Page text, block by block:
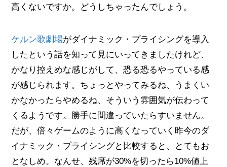
高くないですか。どうしちゃったんでしょう。
ケルン歌劇場がダイナミック・プライシングを導入
したという話を知って見にいってきましたけれど、
かなり控えめな感じがして、恐る恐るやっている感
が感じられます。ちょっとやってみるね、うまくい
かなかったらやめるね、そういう雰囲気が伝わって
くるようです。勝手に間違っていたらすいません。
だが、倍々ゲームのように高くなっていく昨今のダ
イナミック・プライシングと比較すると、とてもお
となしめ。なんせ、残席が30%を切ったら10%値上